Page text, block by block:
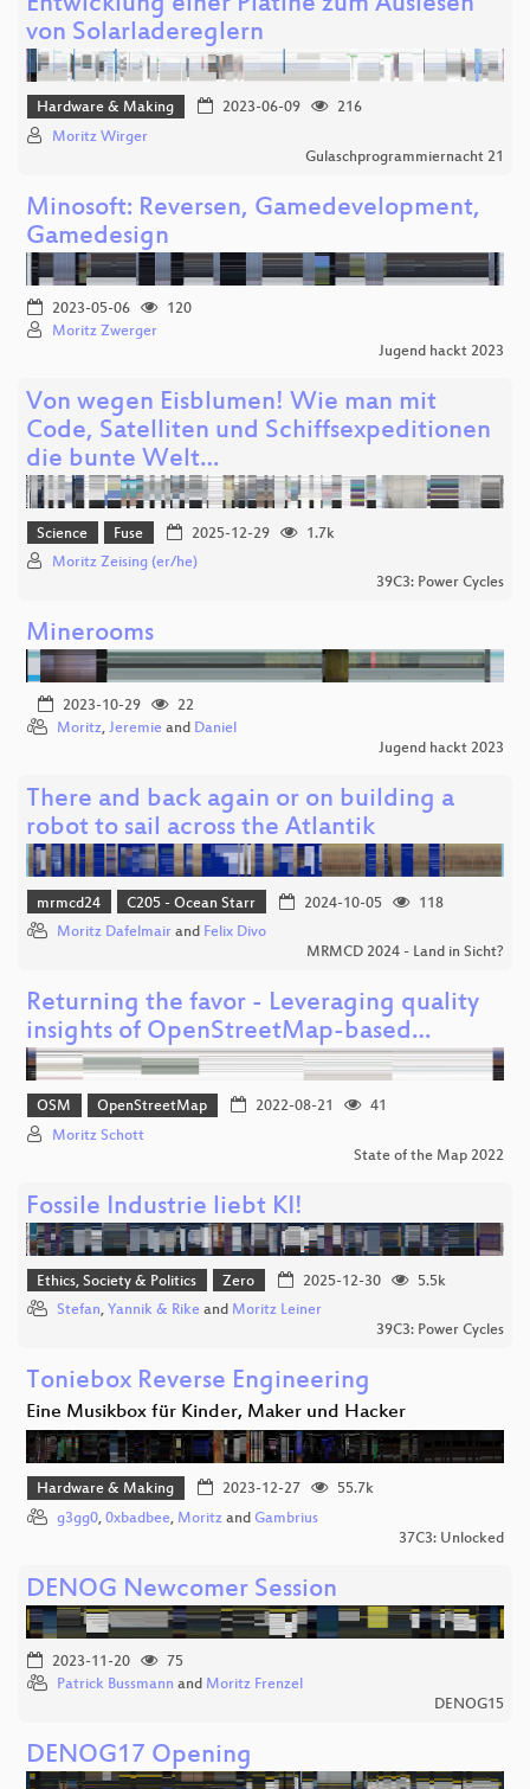
von Solarladereglern
Hardware & Making 2023-06-09
216
Moritz Wirger
Gulaschprogrammiernacht 21
Minosoft: Reversen, Gamedevelopment,
Gamedesign
2023-05-06
120
Moritz Zwerger
Jugend hackt 2023
Von wegen Eisblumen! Wie man mit
Code, Satelliten und Schiffsexpeditionen
die bunte Welt…
Science Fuse 2025-12-29
1.7k
Moritz Zeising (er/he)
39C3: Power Cycles
Minerooms
2023-10-29
22
Moritz, Jeremie and Daniel
Jugend hackt 2023
There and back again or on building a
robot to sail across the Atlantik
mrmcd24 C205 - Ocean Starr 2024-10-05
118
Moritz Dafelmair and Felix Divo
MRMCD 2024 - Land in Sicht?
Returning the favor - Leveraging quality
insights of OpenStreetMap-based…
OSM OpenStreetMap 2022-08-21
41
Moritz Schott
State of the Map 2022
Fossile Industrie liebt KI!
Ethics, Society & Politics Zero 2025-12-30
5.5k
Stefan, Yannik & Rike and Moritz Leiner
39C3: Power Cycles
Toniebox Reverse Engineering
Eine Musikbox für Kinder, Maker und Hacker
Hardware & Making 2023-12-27
55.7k
g3gg0, 0xbadbee, Moritz and Gambrius
37C3: Unlocked
DENOG Newcomer Session
2023-11-20
75
Patrick Bussmann and Moritz Frenzel
DENOG15
DENOG17 Opening